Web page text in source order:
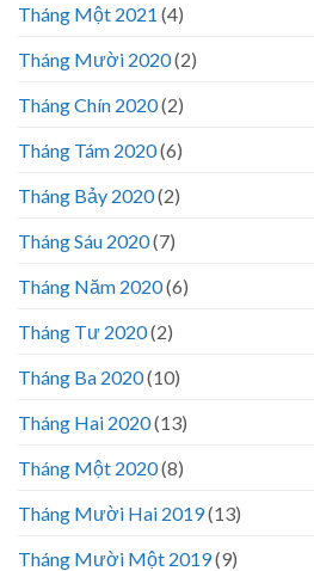
Tháng Một 2021 (4)
Tháng Mười 2020(2)
Tháng Chín 2020(2)
Tháng Tám 2020(6)
Tháng Bảy 2020(2)
Tháng Sáu 2020(7)
Tháng Năm 2020(6)
Tháng Tư 2020(2)
Tháng Ba 2020(10)
Tháng Hai 2020(13)
Tháng Một 2020(8)
Tháng Mười Hai 2019(13)
Tháng Mười Một 2019(9)